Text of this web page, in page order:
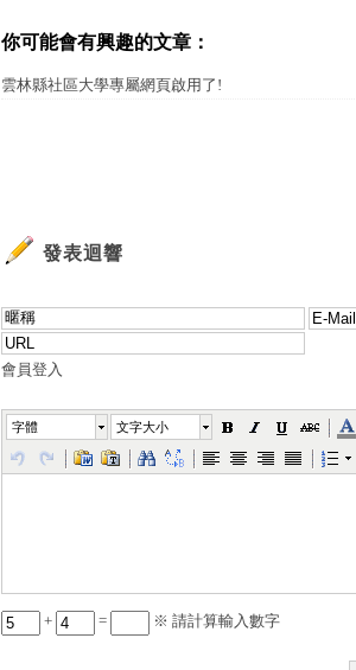
你可能會有興趣的文章：
雲林縣社區大學專屬網頁啟用了!
發表迴響
會員登入
字體 文字大小
+ = ※ 請計算輸入數字